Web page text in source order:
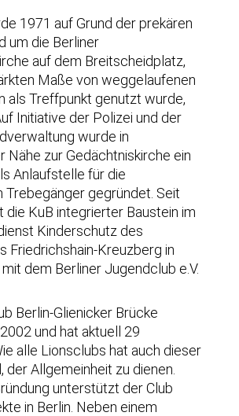
1971 auf Grund der prekären
um die Berliner
auf dem Breitscheidplatz,
Maße von weggelaufenen
als Treffpunkt genutzt wurde,
Initiative der Polizei und der
wurde in
Nähe zur Gedächtniskirche ein
Anlaufstelle für die
Trebegänger gegründet. Seit
die KuB integrierter Baustein im
Kinderschutz des
Friedrichshain-Kreuzberg in
dem Berliner Jugendclub e.V.
Berlin-Glienicker Brücke
und hat aktuell 29
alle Lionsclubs hat auch dieser
der Allgemeinheit zu dienen.
unterstützt der Club
in Berlin. Neben einem